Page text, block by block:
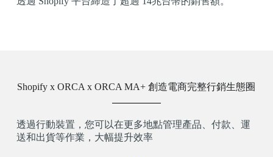
Shopify x ORCA x ORCA MA+ 創造電商完整行銷生態圈
透過行動裝置，您可以在更多地點管理產品、付款、運
送和出貨等作業，大幅提升效率